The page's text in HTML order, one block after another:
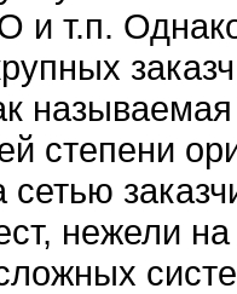
и т.п.
степени
сетью
нежели